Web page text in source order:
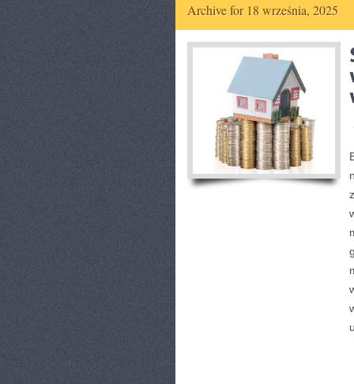
Archive for 18 września, 2025